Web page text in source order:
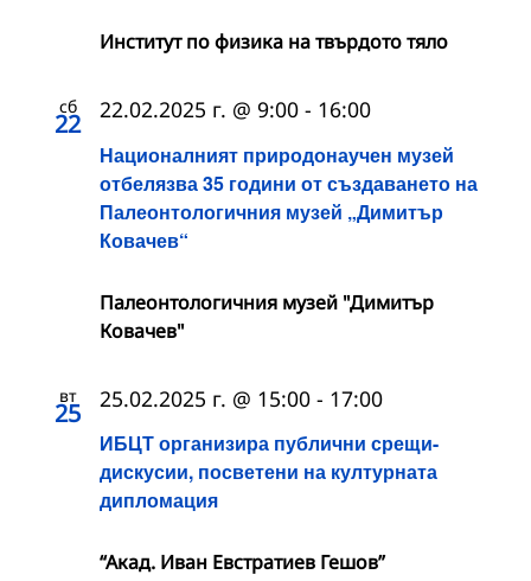
Институт по физика на твърдото тяло
сб
22
Националният природонаучен музей
отбелязва 35 години от създаването на
Палеонтологичния музей „Димитър
Ковачев“
22.02.2025 г. @ 9:00 - 16:00
Палеонтологичния музей "Димитър
Ковачев"
вт
25
ИБЦТ организира публични срещи-
дискусии, посветени на културната
дипломация
25.02.2025 г. @ 15:00 - 17:00
“Акад. Иван Евстратиев Гешов”